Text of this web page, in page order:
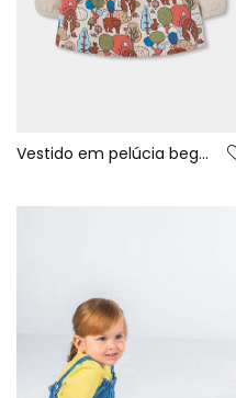
Vestido em pelúcia bege estampado floresta bebé